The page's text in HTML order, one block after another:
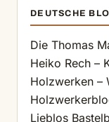
DEUTSCHE
Die Thomas
Heiko Rech –
Holzwerken –
Lieblos